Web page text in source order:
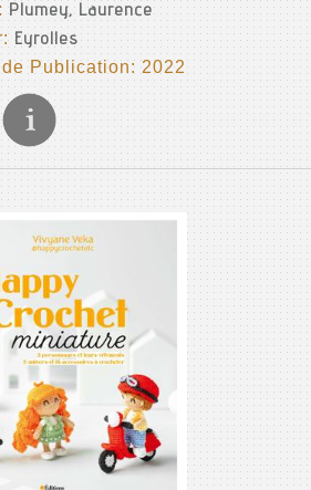
Plumey, Laurence
Eyrolles
Publication: 2022